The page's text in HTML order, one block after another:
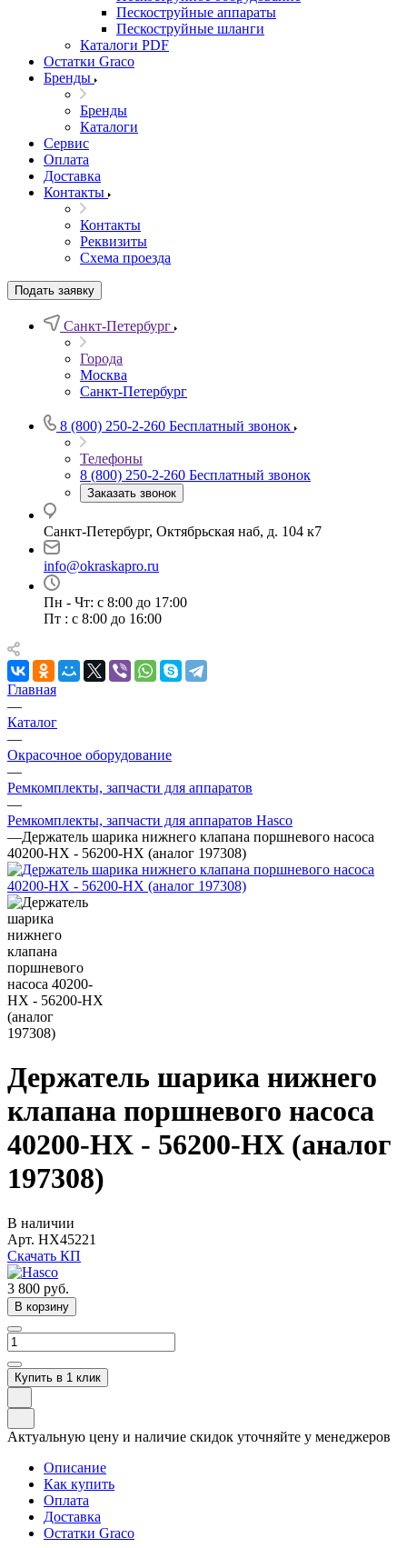
Пескоструйные аппараты
Пескоструйные шланги
Каталоги PDF
Остатки Graco
Бренды
Бренды
Каталоги
Сервис
Оплата
Доставка
Контакты
Контакты
Реквизиты
Схема проезда
Подать заявку
Санкт-Петербург
Города
Москва
Санкт-Петербург
8 (800) 250-2-260 Бесплатный звонок
Телефоны
8 (800) 250-2-260 Бесплатный звонок
Заказать звонок
Санкт-Петербург, Октябрьская наб, д. 104 к7
info@okraskapro.ru
Пн - Чт: с 8:00 до 17:00
Пт : с 8:00 до 16:00
Главная
—
Каталог
—
Окрасочное оборудование
—
Ремкомплекты, запчасти для аппаратов
—
Ремкомплекты, запчасти для аппаратов Hasco
—Держатель шарика нижнего клапана поршневого насоса
40200-HX - 56200-HX (аналог 197308)
Держатель шарика нижнего
клапана поршневого насоса
40200-HX - 56200-HX (аналог
197308)
В наличии
Арт. HX45221
Скачать КП
3 800 руб.
В корзину
Купить в 1 клик
Актуальную цену и наличие скидок уточняйте у менеджеров
Описание
Как купить
Оплата
Доставка
Остатки Graco